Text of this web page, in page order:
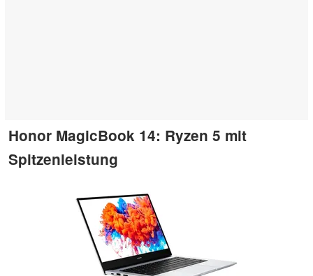
Honor MagicBook 14: Ryzen 5 mit
Spitzenleistung